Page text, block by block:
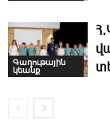
Գաղութային
կեանք